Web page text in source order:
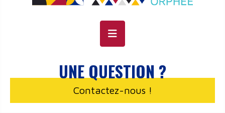
UNE QUESTION ?
Contactez-nous !